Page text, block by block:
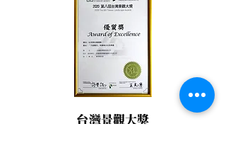
台灣景觀大獎